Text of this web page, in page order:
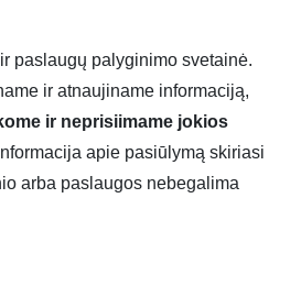
informacijos rasite
sutartis)” naudoja 4G/4G+ ryšį. 4G
nei 3G ryšys ir galite greičiau
įrenginyje. Interneto greičiai yra
daugelio faktorių. Jums reikia
turėti SIM kortelę, būti
ir paslaugų palyginimo svetainė.
ir atnaujiname informaciją,
ir neprisiimame jokios
apie pasiūlymą skiriasi
arba paslaugos nebegalima